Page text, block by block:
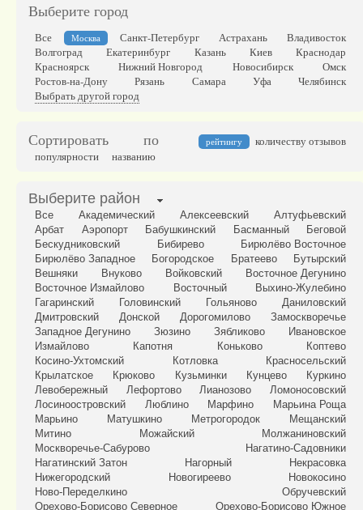
Выберите город
Все Москва Санкт-Петербург Астрахань
Владивосток
Волгоград
Екатеринбург Казань Киев
Краснодар
Красноярск
Нижний Новгород Новосибирск
Омск
Ростов-на-Дону
Рязань Самара Уфа
Челябинск
Выбрать другой город
Сортировать по рейтингу
количеству отзывов
популярности
названию
Выберите район
Все Академический Алексеевский
Алтуфьевский
Арбат
Аэропорт Бабушкинский Басманный
Беговой
Бескудниковский
Бибирево
Бирюлёво Восточное
Бирюлёво Западное
Богородское Братеево
Бутырский
Вешняки
Внуково Войковский
Восточное Дегунино
Восточное Измайлово
Восточный
Выхино-Жулебино
Гагаринский
Головинский Гольяново
Даниловский
Дмитровский
Донской Дорогомилово
Замоскворечье
Западное Дегунино
Зюзино Зябликово
Ивановское
Измайлово
Капотня Коньково
Коптево
Косино-Ухтомский
Котловка
Красносельский
Крылатское
Крюково Кузьминки Кунцево
Куркино
Левобережный
Лефортово Лианозово
Ломоносовский
Лосиноостровский
Люблино Марфино
Марьина Роща
Марьино
Матушкино Метрогородок
Мещанский
Митино
Можайский
Молжаниновский
Москворечье-Сабурово
Нагатино-Садовники
Нагатинский Затон
Нагорный
Некрасовка
Нижегородский
Новогиреево
Новокосино
Ново-Переделкино
Обручевский
Орехово-Борисово Северное
Орехово-Борисово Южное